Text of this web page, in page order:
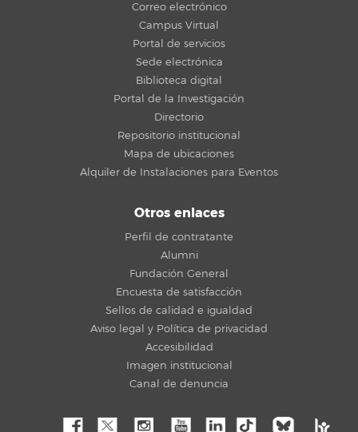
Correo electrónico
Campus Virtual
Portal de servicios
Sede electrónica
Biblioteca digital
Portal de la Investigación
Directorio
Repositorio institucional
Mapa de ubicaciones
Alquiler de Instalaciones para Eventos
Otros enlaces
Perfil de contratante
Alumni
Fundación General
Encuesta de satisfacción
Sellos de calidad e igualdad
Aviso legal y Política de privacidad
Accesibilidad
Imagen institucional
Canal de denuncia